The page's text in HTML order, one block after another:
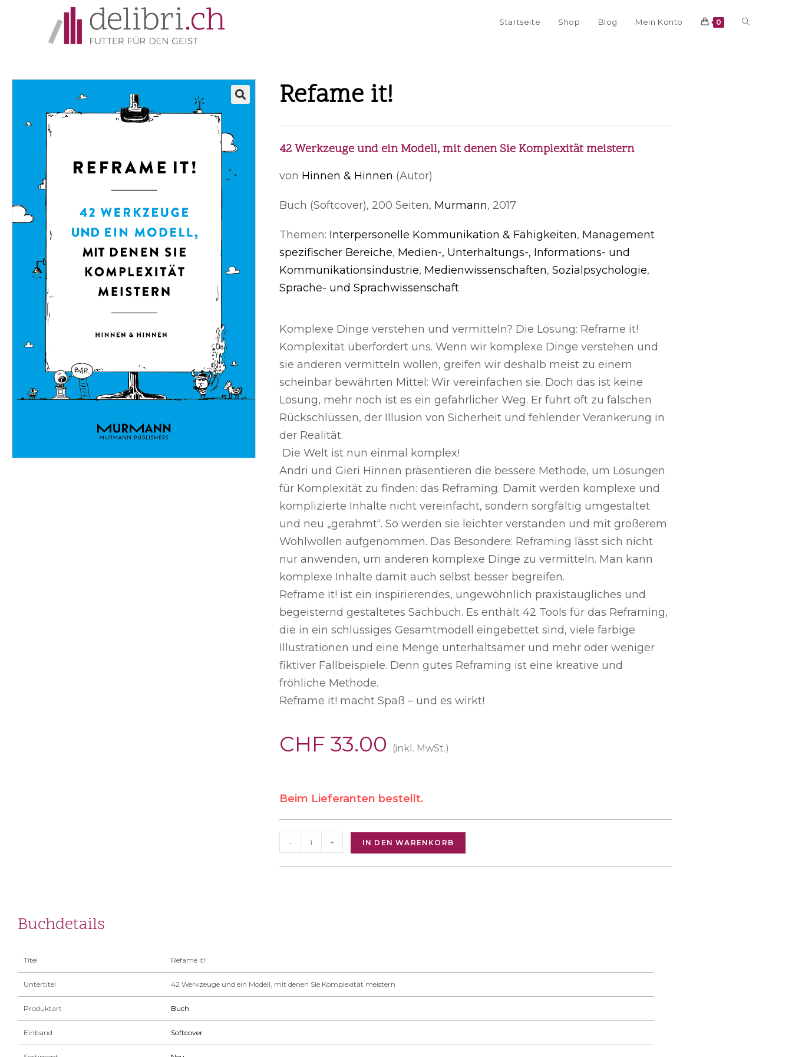
Startseite Shop Blog Mein Konto 0
Refame it!
42 Werkzeuge und ein Modell, mit denen Sie Komplexität meistern
von Hinnen & Hinnen (Autor)
Buch (Softcover), 200 Seiten, Murmann, 2017
Themen: Interpersonelle Kommunikation & Fähigkeiten, Management
spezifischer Bereiche, Medien-, Unterhaltungs-, Informations- und
Kommunikationsindustrie, Medienwissenschaften, Sozialpsychologie,
Sprache- und Sprachwissenschaft
Komplexe Dinge verstehen und vermitteln? Die Lösung: Reframe it!
Komplexität überfordert uns. Wenn wir komplexe Dinge verstehen und
sie anderen vermitteln wollen, greifen wir deshalb meist zu einem
scheinbar bewährten Mittel: Wir vereinfachen sie. Doch das ist keine
Lösung, mehr noch ist es ein gefährlicher Weg. Er führt oft zu falschen
Rückschlüssen, der Illusion von Sicherheit und fehlender Verankerung in
der Realität.
Die Welt ist nun einmal komplex!
Andri und Gieri Hinnen präsentieren die bessere Methode, um Lösungen
für Komplexität zu finden: das Reframing. Damit werden komplexe und
komplizierte Inhalte nicht vereinfacht, sondern sorgfältig umgestaltet
und neu „gerahmt“. So werden sie leichter verstanden und mit größerem
Wohlwollen aufgenommen. Das Besondere: Reframing lässt sich nicht
nur anwenden, um anderen komplexe Dinge zu vermitteln. Man kann
komplexe Inhalte damit auch selbst besser begreifen.
Reframe it! ist ein inspirierendes, ungewöhnlich praxistaugliches und
begeisternd gestaltetes Sachbuch. Es enthält 42 Tools für das Reframing,
die in ein schlüssiges Gesamtmodell eingebettet sind, viele farbige
Illustrationen und eine Menge unterhaltsamer und mehr oder weniger
fiktiver Fallbeispiele. Denn gutes Reframing ist eine kreative und
fröhliche Methode.
Reframe it! macht Spaß – und es wirkt!
CHF 33.00 (inkl. MwSt.)
Beim Lieferanten bestellt.
- + IN DEN WARENKORB
Buchdetails
Titel Refame it!
Untertitel 42 Werkzeuge und ein Modell, mit denen Sie Komplexität meistern
Produktart Buch
Einband Softcover